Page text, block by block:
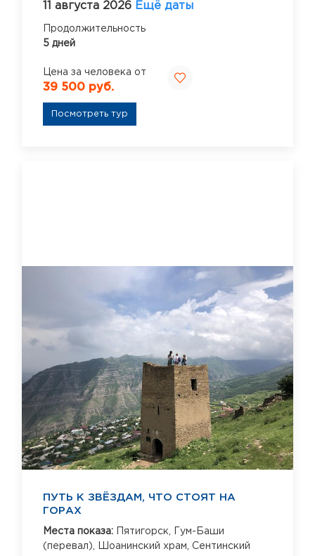
11 августа 2026 Ещё даты
Продолжительность
5 дней
Цена за человека от
39 500 руб.
Посмотреть тур
ПУТЬ К ЗВЁЗДАМ, ЧТО СТОЯТ НА
ГОРАХ
Места показа: Пятигорск,
Гум-Баши
(перевал),
Шоанинский храм, Сентинский